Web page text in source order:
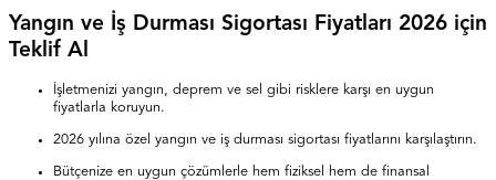
Yangın ve İş Durması Sigortası Fiyatları 2026 için
Teklif Al
İşletmenizi yangın, deprem ve sel gibi risklere karşı en uygun
fiyatlarla koruyun.
2026 yılına özel yangın ve iş durması sigortası fiyatlarını karşılaştırın.
Bütçenize en uygun çözümlerle hem fiziksel hem de finansal